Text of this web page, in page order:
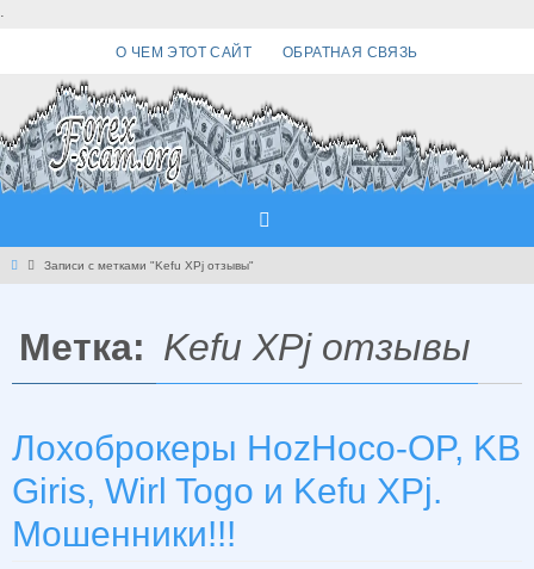
.
О ЧЕМ ЭТОТ САЙТ ОБРАТНАЯ СВЯЗЬ
Главная
Записи с метками "Kefu XPj отзывы"
Метка: Kefu XPj отзывы
Лохоброкеры HozHoco-OP, KB
Giris, Wirl Togo и Kefu XPj.
Мошенники!!!